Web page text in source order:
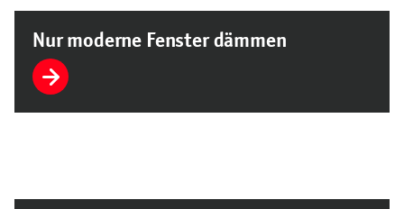
Nur moderne Fenster dämmen